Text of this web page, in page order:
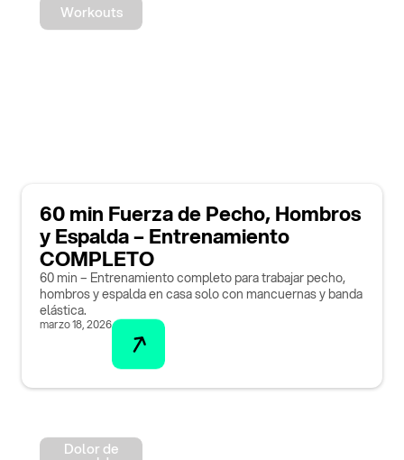
Workouts
60 min Fuerza de Pecho, Hombros
y Espalda – Entrenamiento
COMPLETO
60 min – Entrenamiento completo para trabajar pecho,
hombros y espalda en casa solo con mancuernas y banda
elástica.
marzo 18, 2026
Dolor de